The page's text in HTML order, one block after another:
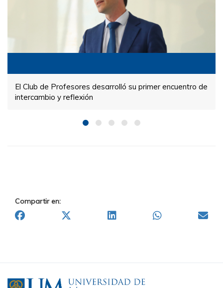
El Club de Profesores desarrolló su primer encuentro de
intercambio y reflexión
Compartir en: